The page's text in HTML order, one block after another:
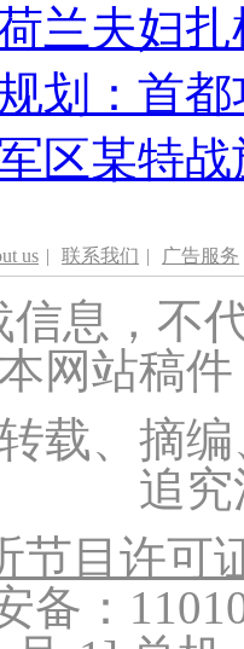
兰夫妇
划：首
区某特
us | 联系我们 | 广告服务
息，不
网站稿
载、摘
追
节目许可
备：